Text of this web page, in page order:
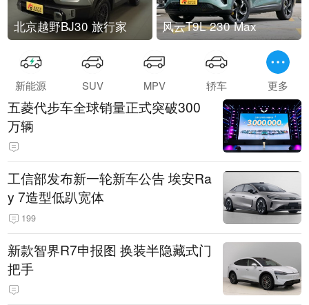
北京越野BJ30 旅行家 风云T9L 230 Max
新能源 SUV MPV 轿车 更多
五菱代步车全球销量正式突破300
万辆
工信部发布新一轮新车公告 埃安Ra
y 7造型低趴宽体
199
新款智界R7申报图 换装半隐藏式门
把手